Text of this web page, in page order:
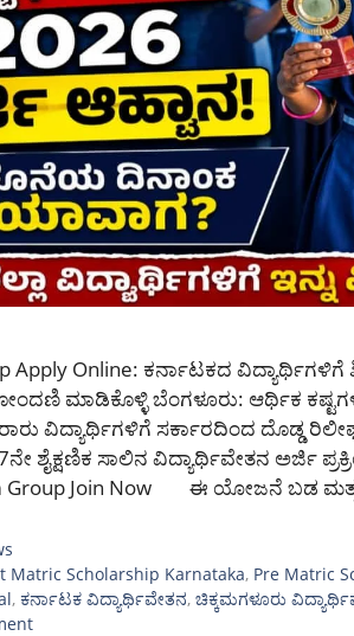
Apply Online: ಕರ್ನಾಟಕದ
ಮಾಡಿಕೊಳ್ಳಿ ಬೆಂಗಳೂರು: ಆರ್ಥಿಕ
ವಿದ್ಯಾರ್ಥಿಗಳಿಗೆ ಸರ್ಕಾರದಿಂದ ದೊಡ್ಡ
ಶೈಕ್ಷಣಿಕ ಸಾಲಿನ ವಿದ್ಯಾರ್ಥಿವೇತನ ಅರ್ಜಿ
Group Join Now ಈ ಯೋಜನೆ ಬಡ
Matric Scholarship Karnataka, Pre Matric
, ಕರ್ನಾಟಕ ವಿದ್ಯಾರ್ಥಿವೇತನ, ಚಿಕ್ಕಮಗಳೂರು